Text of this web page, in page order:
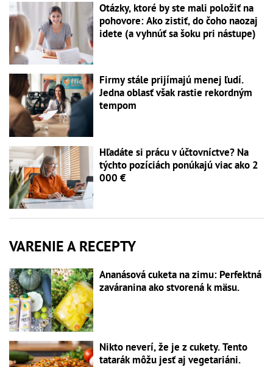
Otázky, ktoré by ste mali položiť na
pohovore: Ako zistiť, do čoho naozaj
idete (a vyhnúť sa šoku pri nástupe)
Firmy stále prijímajú menej ľudí.
Jedna oblasť však rastie rekordným
tempom
Hľadáte si prácu v účtovníctve? Na
týchto pozíciách ponúkajú viac ako 2
000 €
VARENIE A RECEPTY
Ananásová cuketa na zimu: Perfektná
zaváranina ako stvorená k mäsu.
Nikto neverí, že je z cukety. Tento
tatarák môžu jesť aj vegetariáni.